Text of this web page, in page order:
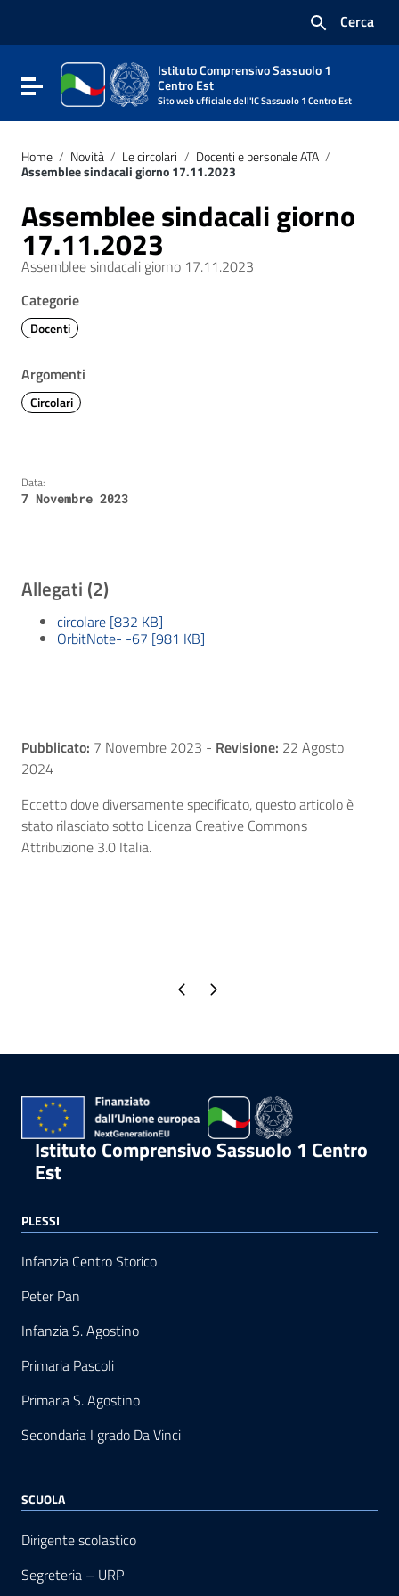
Vai al footer
Cerca
Attiva / disattiva la navigazione
Istituto Comprensivo Sassuolo 1
Centro Est
Sito web ufficiale dell'IC Sassuolo 1 Centro Est
Home / Novità / Le circolari / Docenti e personale ATA /
Assemblee sindacali giorno 17.11.2023
Assemblee sindacali giorno
17.11.2023
Assemblee sindacali giorno 17.11.2023
Categorie
Docenti
Argomenti
Circolari
Data:
7 Novembre 2023
Allegati (2)
circolare [832 KB]
OrbitNote- -67 [981 KB]
Pubblicato: 7 Novembre 2023 - Revisione: 22 Agosto
2024
Eccetto dove diversamente specificato, questo articolo è
stato rilasciato sotto Licenza Creative Commons
Attribuzione 3.0 Italia.
Pagina precedente
Pagina successiva
Istituto Comprensivo Sassuolo 1 Centro
Est
PLESSI
Infanzia Centro Storico
Peter Pan
Infanzia S. Agostino
Primaria Pascoli
Primaria S. Agostino
Secondaria I grado Da Vinci
SCUOLA
Dirigente scolastico
Segreteria – URP